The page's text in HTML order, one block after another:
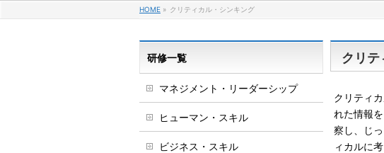
HOME » クリティカル・シンキング
クリテ
クリティ
れた情報
察し、じ
ィカルに
研修一覧
マネジメント・リーダーシップ
ヒューマン・スキル
ビジネス・スキル